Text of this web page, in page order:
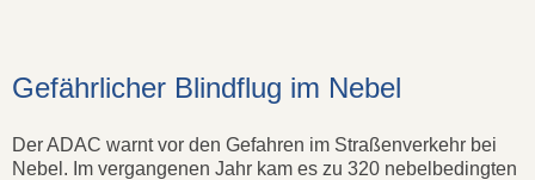
Gefährlicher Blindflug im Nebel
Der ADAC warnt vor den Gefahren im Straßenverkehr bei
Nebel. Im vergangenen Jahr kam es zu 320 nebelbedingten